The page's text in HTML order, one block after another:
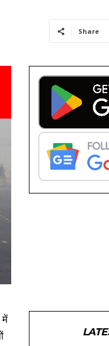
Share
में